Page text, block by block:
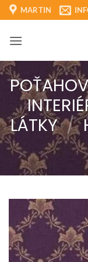
Skip
to
content
MARTIN
LÁTKY /